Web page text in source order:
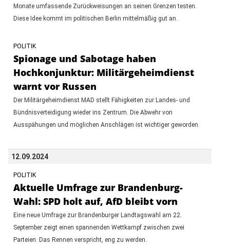
Monate umfassende Zurückweisungen an seinen Grenzen testen.
Diese Idee kommt im politischen Berlin mittelmäßig gut an.
POLITIK
Spionage und Sabotage haben
Hochkonjunktur: Militärgeheimdienst
warnt vor Russen
Der Militärgeheimdienst MAD stellt Fähigkeiten zur Landes- und
Bündnisverteidigung wieder ins Zentrum. Die Abwehr von
Ausspähungen und möglichen Anschlägen ist wichtiger geworden.
12.09.2024
POLITIK
Aktuelle Umfrage zur Brandenburg-
Wahl: SPD holt auf, AfD bleibt vorn
Eine neue Umfrage zur Brandenburger Landtagswahl am 22.
September zeigt einen spannenden Wettkampf zwischen zwei
Parteien. Das Rennen verspricht, eng zu werden.